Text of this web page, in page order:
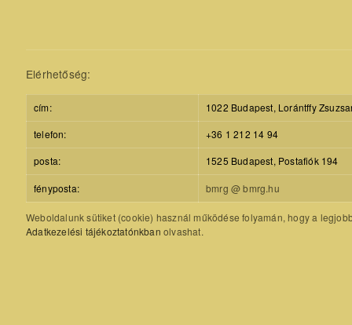
Elérhetőség:
cím:
1022 Budapest, Lorántffy
telefon:
+36 1 212 14 94
posta:
1525 Budapest, Postafiók 194
fényposta: bmrg @ bmrg.hu
Weboldalunk sütiket (cookie) használ működése folyamán, hogy a
Adatkezelési tájékoztatónkban olvashat.